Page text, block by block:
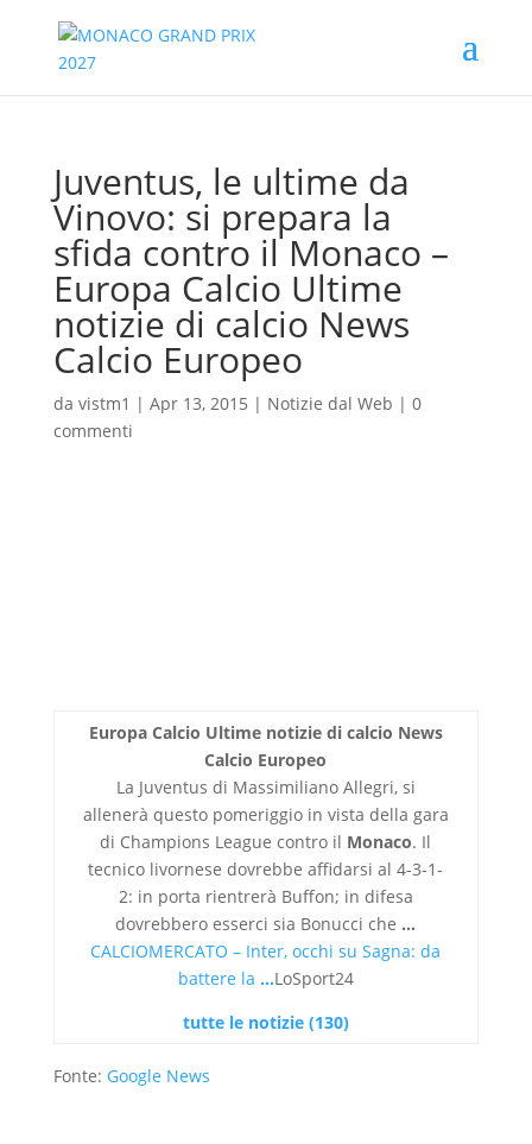
Juventus, le ultime da
Vinovo: si prepara la
sfida contro il Monaco –
Europa Calcio Ultime
notizie di calcio News
Calcio Europeo
da vistm1 | Apr 13, 2015 | Notizie dal Web | 0
commenti
Europa Calcio Ultime notizie di calcio News
Calcio Europeo
La Juventus di Massimiliano Allegri, si
allenerà questo pomeriggio in vista della gara
di Champions League contro il Monaco. Il
tecnico livornese dovrebbe affidarsi al 4-3-1-
2: in porta rientrerà Buffon; in difesa
dovrebbero esserci sia Bonucci che …
CALCIOMERCATO – Inter, occhi su Sagna: da
battere la …LoSport24
tutte le notizie (130)
Fonte: Google News